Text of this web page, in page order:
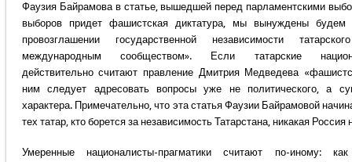
Фаузия Байрамова в статье, вышедшей перед парламентскими
выборов придет фашистская диктатура, мы вынуждены будем
провозглашении государственной независимости
международным сообществом». Если татарские
действительно считают правление Дмитрия Медведева
ним следует адресовать вопросы уже не политического, а
характера. Примечательно, что эта статья Фаузии Байрамовой
тех татар, кто борется за независимость Татарстана, никакая Россия
Умеренные националисты-прагматики считают по-иному: